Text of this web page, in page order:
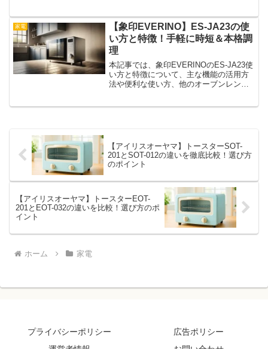
度調整やワイドな庫内など、意外と知ら
れていない便利ポイン...
家電
【象印EVERINO】ES-JA23の使
い方と特徴！手軽に時短＆本格調
理
本記事では、象印EVERINOのES-JA23使
い方と特徴について、主な機能の活用方
法や便利な使い方、他のオーブンレンジ
【アイリスオーヤマ】トースターSOT-
201とSOT-012の違いを徹底比較！選び方
のポイント
【アイリスオーヤマ】トースターEOT-
201とEOT-032の違いを比較！選び方のポ
イント
ホーム 家電
プライバシーポリシー
広告ポリシー